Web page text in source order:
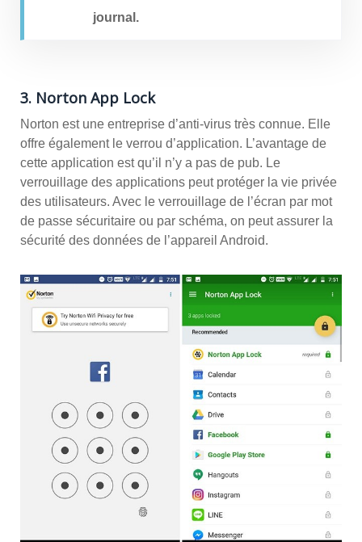
journal.
3. Norton App Lock
Norton est une entreprise d’anti-virus très connue. Elle
offre également le verrou d’application. L’avantage de
cette application est qu’il n’y a pas de pub. Le
verrouillage des applications peut protéger la vie privée
des utilisateurs. Avec le verrouillage de l’écran par mot
de passe sécuritaire ou par schéma, on peut assurer la
sécurité des données de l’appareil Android.